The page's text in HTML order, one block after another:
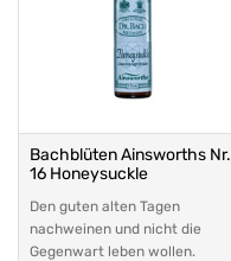
Bachblüten Ainsworths Nr.
16 Honeysuckle
Den guten alten Tagen
nachweinen und nicht die
Gegenwart leben wollen.